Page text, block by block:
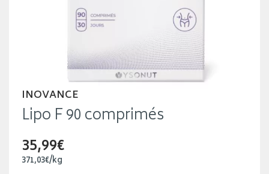
INOVANCE
Lipo F 90 comprimés
35,99€
371,03€/kg